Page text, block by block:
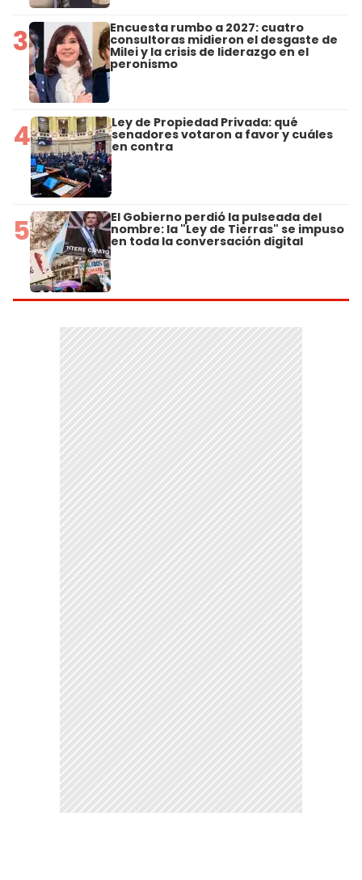
3 Encuesta rumbo a 2027: cuatro
consultoras midieron el desgaste de
Milei y la crisis de liderazgo en el
peronismo
4 Ley de Propiedad Privada: qué
senadores votaron a favor y cuáles
en contra
5 El Gobierno perdió la pulseada del
nombre: la "Ley de Tierras" se impuso
en toda la conversación digital